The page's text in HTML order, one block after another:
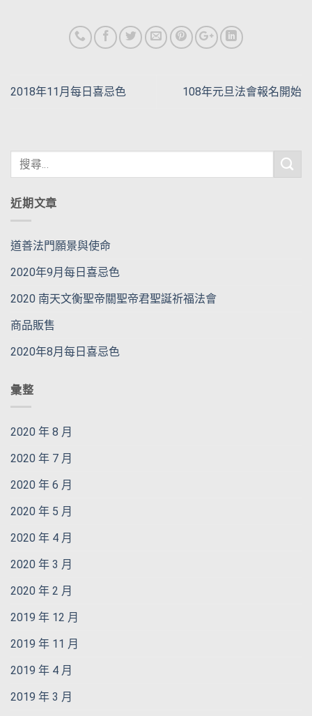
2018年11月每日喜忌色 108年元旦法會報名開始
近期文章
道善法門願景與使命
2020年9月每日喜忌色
2020 南天文衡聖帝關聖帝君聖誕祈福法會
商品販售
2020年8月每日喜忌色
彙整
2020 年 8 月
2020 年 7 月
2020 年 6 月
2020 年 5 月
2020 年 4 月
2020 年 3 月
2020 年 2 月
2019 年 12 月
2019 年 11 月
2019 年 4 月
2019 年 3 月